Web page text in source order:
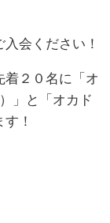
会ください！
２０名に「オ
」と「オカド
！